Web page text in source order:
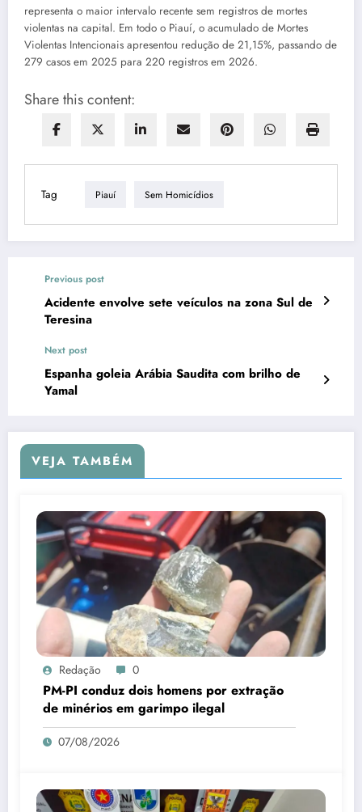
representa o maior intervalo recente sem registros de mortes
violentas na capital. Em todo o Piauí, o acumulado de Mortes
Violentas Intencionais apresentou redução de 21,15%, passando de
279 casos em 2025 para 220 registros em 2026.
Share this content:
Tag Piauí Sem Homicídios
Previous post
Acidente envolve sete veículos na zona Sul de
Teresina
Next post
Espanha goleia Arábia Saudita com brilho de
Yamal
VEJA TAMBÉM
Redação 0
PM-PI conduz dois homens por extração
de minérios em garimpo ilegal
07/08/2026